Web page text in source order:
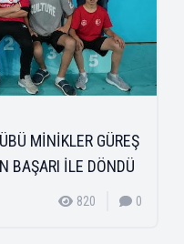
MİNİKLER GÜREŞ
BAŞARI İLE DÖNDÜ
820 0